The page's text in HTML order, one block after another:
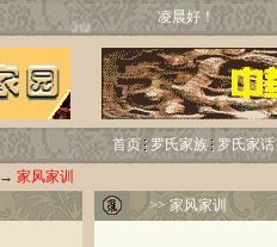
凌晨好！
首页 罗氏家族
罗氏家话
→ 家风家训
>>家风家训